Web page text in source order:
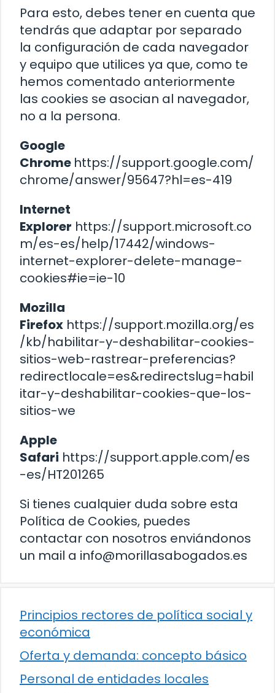
Para esto, debes tener en cuenta que
tendrás que adaptar por separado
la configuración de cada navegador
y equipo que utilices ya que, como te
hemos comentado anteriormente
las cookies se asocian al navegador,
no a la persona.
Google
Chrome https://support.google.com/
chrome/answer/95647?hl=es-419
Internet
Explorer https://support.microsoft.co
m/es-es/help/17442/windows-
internet-explorer-delete-manage-
cookies#ie=ie-10
Mozilla
Firefox https://support.mozilla.org/es
/kb/habilitar-y-deshabilitar-cookies-
sitios-web-rastrear-preferencias?
redirectlocale=es&redirectslug=habil
itar-y-deshabilitar-cookies-que-los-
sitios-we
Apple
Safari https://support.apple.com/es
-es/HT201265
Si tienes cualquier duda sobre esta
Política de Cookies, puedes
contactar con nosotros enviándonos
un mail a info@morillasabogados.es
Principios rectores de política social y
económica
Oferta y demanda: concepto básico
Personal de entidades locales